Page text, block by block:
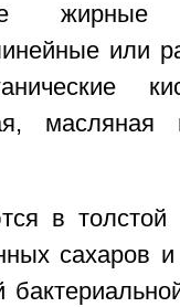
или
масляная
в толстой
сахаров